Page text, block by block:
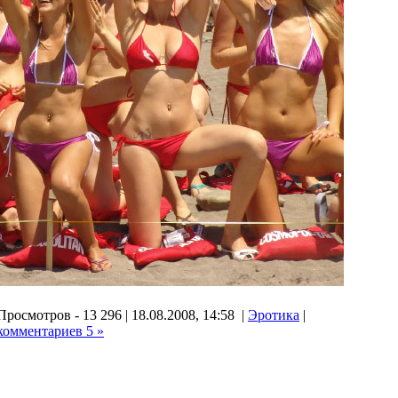
- 13 296 | 18.08.2008, 14:58 | Эротика |
5 »